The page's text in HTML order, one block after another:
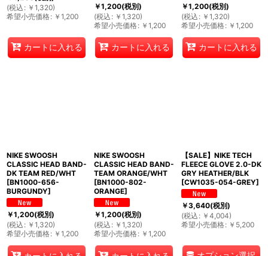
(税込 : ￥ 1,320)
希望小売価格: ￥ 1,200
カートに入れる
￥1,200(税別)
(税込 : ￥ 1,320)
希望小売価格: ￥ 1,200
カートに入れる
￥1,200(税別)
(税込 : ￥ 1,320)
希望小売価格: ￥ 1,200
カートに入れる
NIKE SWOOSH
CLASSIC HEAD BAND-
DK TEAM RED/WHT
[BN1000-656-
BURGUNDY]
￥1,200(税別)
(税込 : ￥ 1,320)
希望小売価格: ￥ 1,200
NIKE SWOOSH
CLASSIC HEAD BAND-
TEAM ORANGE/WHT
[BN1000-802-
ORANGE]
￥1,200(税別)
(税込 : ￥ 1,320)
希望小売価格: ￥ 1,200
【SALE】NIKE TECH
FLEECE GLOVE 2.0-DK
GRY HEATHER/BLK
[CW1035-054-GREY]
￥3,640(税別)
(税込 : ￥ 4,004)
希望小売価格: ￥ 5,200